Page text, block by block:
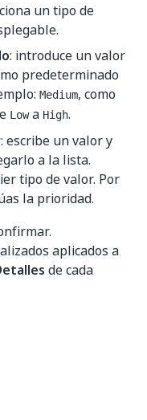
un tipo de
: introduce un valor
predeterminado
Medium, como
Lowa High.
: escribe un valor y
a la lista.
tipo de valor. Por
la prioridad.
aplicados a
de cada